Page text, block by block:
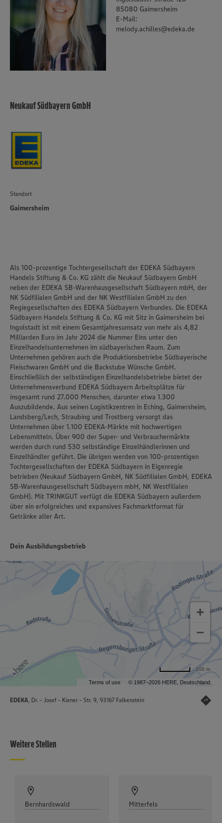
unseren Datenschutzhinweisen sowie in unserer Cookie
Policy unter den Stichworten „YouTube” und „Vimeo”.
85080 Gaimersheim
E-Mail:
melody.achilles@edeka.de
Neukauf Südbayern GmbH
Standort
Gaimersheim
Als 100-prozentige Tochtergesellschaft der EDEKA Südbayern
Handels Stiftung & Co. KG zählt die Neukauf Südbayern GmbH
neben der EDEKA SB-Warenhausgesellschaft Südbayern mbH, der
NK Südfilialen GmbH und der NK Westfilialen GmbH zu den
Regiegesellschaften des EDEKA Südbayern Verbundes. Die EDEKA
Südbayern Handels Stiftung & Co. KG mit Sitz in Gaimersheim bei
Ingolstadt ist mit einem Gesamtjahresumsatz von mehr als 4,82
Milliarden Euro im Jahr 2024 die Nummer Eins unter den
Einzelhandelsunternehmen im südbayerischen Raum. Zum
Unternehmen gehören auch die Produktionsbetriebe Südbayerische
Fleischwaren GmbH und die Backstube Wünsche GmbH.
Einschließlich der selbständigen Einzelhandelsbetriebe bietet der
Unternehmensverbund EDEKA Südbayern Arbeitsplätze für
insgesamt rund 27.000 Menschen, darunter etwa 1.300
Auszubildende. Aus seinen Logistikzentren in Eching, Gaimersheim,
Landsberg/Lech, Straubing und Trostberg versorgt das
Unternehmen über 1.100 EDEKA-Märkte mit hochwertigen
Lebensmitteln. Über 900 der Super- und Verbrauchermärkte
werden durch rund 530 selbständige Einzelhändlerinnen und
Einzelhändler geführt. Die übrigen werden von 100-prozentigen
Tochtergesellschaften der EDEKA Südbayern in Eigenregie
betrieben (Neukauf Südbayern GmbH, NK Südfilialen GmbH, EDEKA
SB-Warenhausgesellschaft Südbayern mbH, NK Westfilialen
GmbH). Mit TRINKGUT verfügt die EDEKA Südbayern außerdem
über ein erfolgreiches und expansives Fachmarktformat für
Getränke aller Art.
Dein Ausbildungsbetrieb
Terms of use © 1987–2026 HERE, Deutschland
200 m
EDEKA, Dr. - Josef - Kiener - Str. 9, 93167 Falkenstein
Weitere Stellen
Bernhardswald Mitterfels